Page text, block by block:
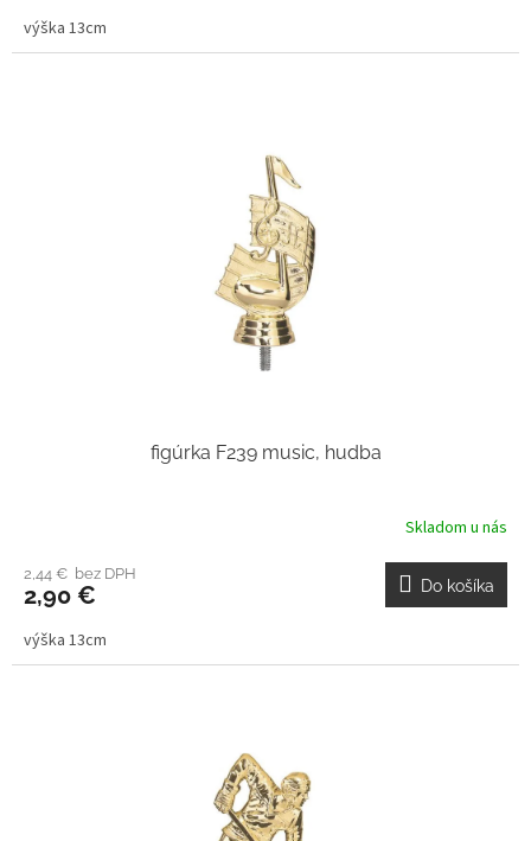
výška 13cm
figúrka F239 music, hudba
Skladom u nás
2,44 € bez DPH
2,90 € Do košíka
výška 13cm